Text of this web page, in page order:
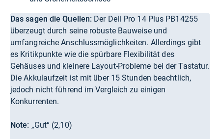
Das sagen die Quellen: Der Dell Pro 14 Plus PB14255
überzeugt durch seine robuste Bauweise und
umfangreiche Anschlussmöglichkeiten. Allerdings gibt
es Kritikpunkte wie die spürbare Flexibilität des
Gehäuses und kleinere Layout-Probleme bei der Tastatur.
Die Akkulaufzeit ist mit über 15 Stunden beachtlich,
jedoch nicht führend im Vergleich zu einigen
Konkurrenten.
Note: „Gut“ (2,10)